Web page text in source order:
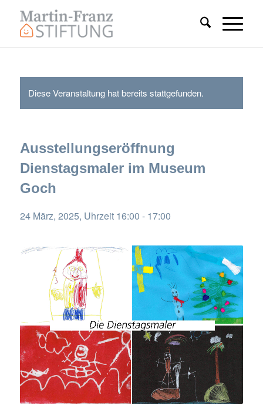
Diese Veranstaltung hat bereits stattgefunden.
Ausstellungseröffnung
Dienstagsmaler im Museum
Goch
24 März, 2025, Uhrzeit 16:00 - 17:00